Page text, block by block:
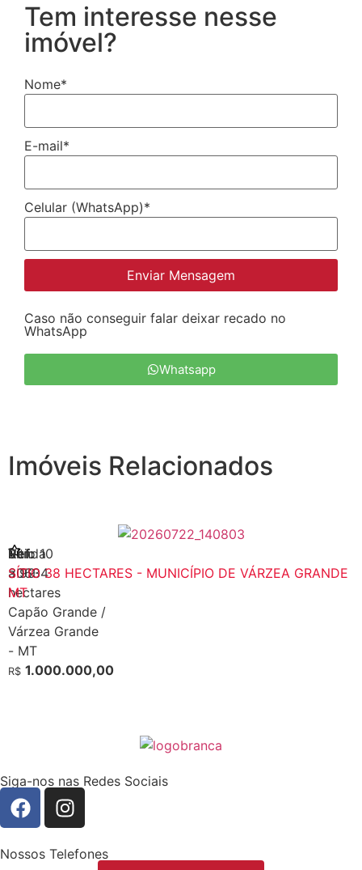
Tem interesse nesse
imóvel?
Nome*
E-mail*
Celular (WhatsApp)*
Enviar Mensagem
Caso não conseguir falar deixar recado no
WhatsApp
Whatsapp
Imóveis Relacionados
Venda
Sítio 10
a 99
hectares
Ref:
30634
SÍTIO 38 HECTARES - MUNICÍPIO DE VÁRZEA GRANDE
MT
Capão Grande /
Várzea Grande
- MT
R$ 1.000.000,00
Siga-nos nas Redes Sociais
Nossos Telefones